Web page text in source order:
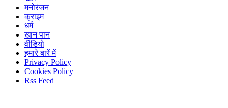
मनोरंजन
क्राइम
धर्म
खान पान
वीडियो
हमारे बारें में
Privacy Policy
Cookies Policy
Rss Feed